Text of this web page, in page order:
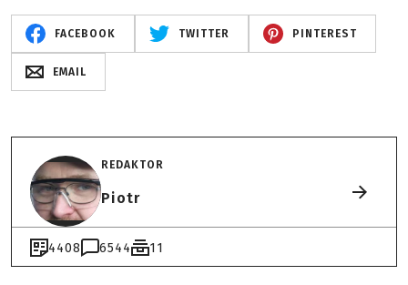
FACEBOOK TWITTER PINTEREST
EMAIL
REDAKTOR
Piotr
4408 6544 11